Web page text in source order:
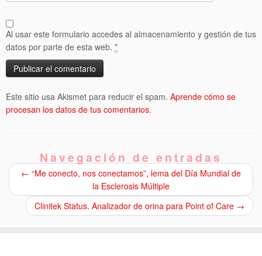
Al usar este formulario accedes al almacenamiento y gestión de tus
datos por parte de esta web. *
Este sitio usa Akismet para reducir el spam. Aprende cómo se
procesan los datos de tus comentarios.
Navegación de entradas
← “Me conecto, nos conectamos”, lema del Día Mundial de
la Esclerosis Múltiple
Clinitek Status. Analizador de orina para Point of Care →